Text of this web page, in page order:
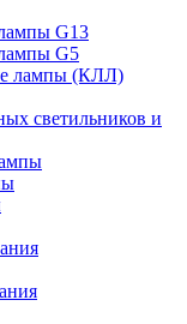
G13
G5
лампы (КЛЛ)
светильников и